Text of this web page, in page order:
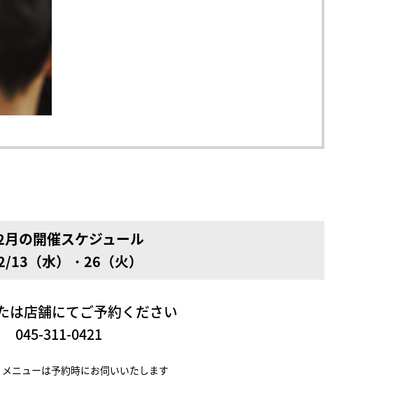
の開催スケジュール
13（水）・26（火）
は店舗にてご予約ください
045-311-0421
ニューは予約時にお伺いいたします